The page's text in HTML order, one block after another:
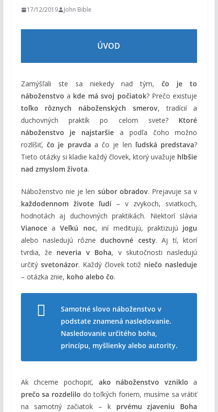
17/12/2019 John Bible
ÚVOD
Zamýšľali ste sa niekedy nad tým,čo je to
náboženstvo a kde má svoj počiatok? Prečo existuje
toľko rôznych náboženských smerov, tradícií a
duchovných praktík po celom svete? Ktoré
náboženstvo je najstaršie a podľa čoho možno
rozlíšiť,čo je pravda a čo je len ľudská predstava?
Tieto otázky si kladie každý človek, ktorý uvažuje hlbšie
nad zmyslom života.
Náboženstvo nie je len súbor obradov. Prejavuje sa v
každodennom živote ľudí– v zvykoch, sviatkoch,
hodnotách aj duchovných praktikách. Niektorí slávia
VianoceaVeľkú noc, iní meditujú, praktizujú jogu
alebo nasledujú rôzneduchovné cesty. Aj tí, ktorí
tvrdia, že neveria v Boha, v skutočnosti nasledujú
určitý svetonázor. Každý človek totiž niečo nasleduje
– otázka znie, koho alebo čo.
Samotné slovo náboženstvo v
podstate znamená nasledovanie.
Nasledovanie určitého boha,
princípu, myšlienky alebo autority.
Ak chceme pochopiť, ako náboženstvo vzniklo a
prečo sa rozdelilo do toľkých foriem, musíme sa vrátiť
na samotný začiatok – k prvému zjaveniu Boha